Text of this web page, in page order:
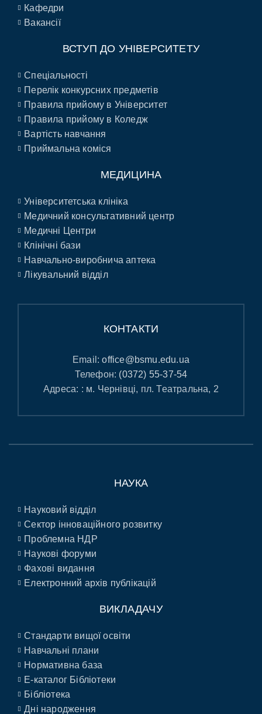
Кафедри
Вакансії
ВСТУП ДО УНІВЕРСИТЕТУ
Спеціальності
Перелік конкурсних предметів
Правила прийому в Університет
Правила прийому в Коледж
Вартість навчання
Приймальна коміся
МЕДИЦИНА
Університетська клініка
Медичний консультативний центр
Медичні Центри
Клінічні бази
Навчально-виробнича аптека
Лікувальний відділ
КОНТАКТИ
Email:office@bsmu.edu.ua
Телефон: (0372) 55-37-54
Адреса: : м. Чернівці, пл. Театральна, 2
НАУКА
Науковий відділ
Сектор інноваційного розвитку
Проблемна НДР
Наукові форуми
Фахові видання
Електронний архів публікацій
ВИКЛАДАЧУ
Стандарти вищої освіти
Навчальні плани
Нормативна база
E-каталог Бібліотеки
Бібліотека
Дні народження